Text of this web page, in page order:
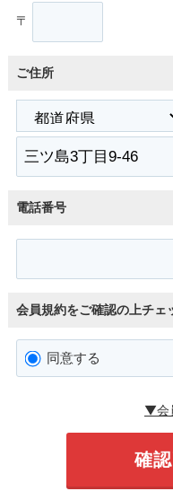
〒
ご住所
電話番号
会員規約をご確認の上チェ
同意する
▼会